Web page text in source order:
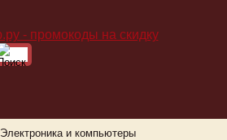
Электроника и компьютеры